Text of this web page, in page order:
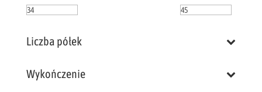
Liczba półek
Wykończenie